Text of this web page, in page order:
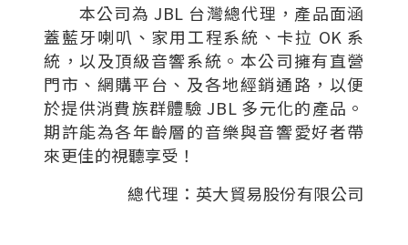
本公司為 JBL 台灣總代理，產品面涵
蓋藍牙喇叭、家用工程系統、卡拉 OK 系
統，以及頂級音響系統。本公司擁有直營
門市、網購平台、及各地經銷通路，以便
於提供消費族群體驗 JBL 多元化的產品。
期許能為各年齡層的音樂與音響愛好者帶
來更佳的視聽享受！
總代理：英大貿易股份有限公司